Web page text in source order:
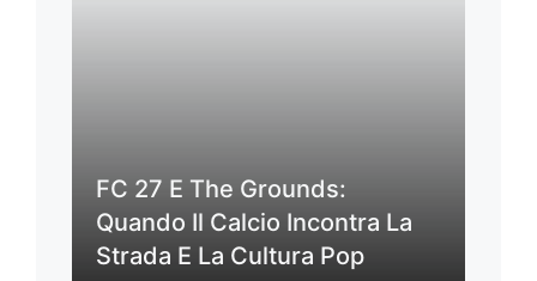
FC 27 E The Grounds:
Quando Il Calcio Incontra La
Strada E La Cultura Pop